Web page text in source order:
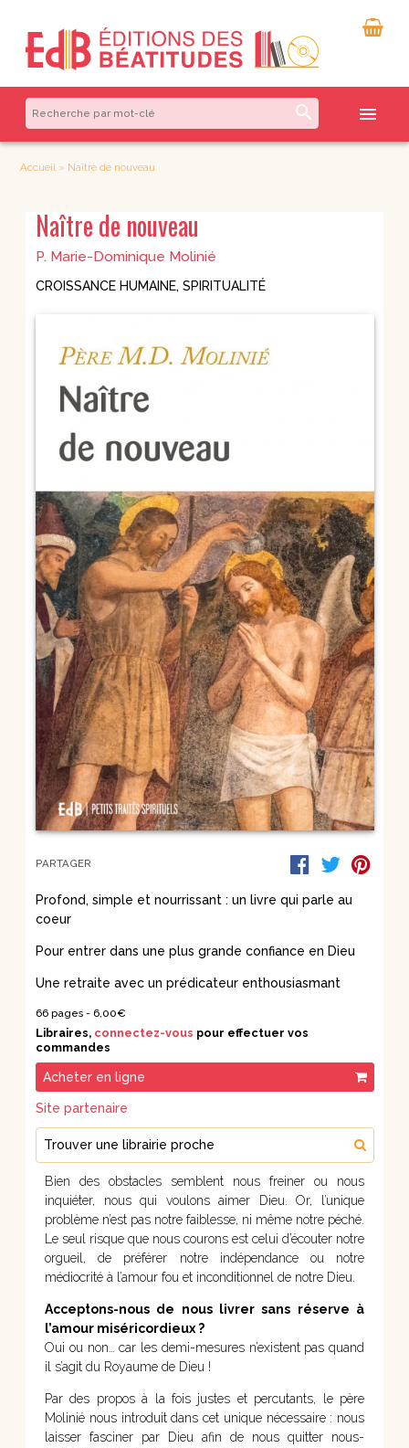
search menu
Accueil» Naître de nouveau
Naître de nouveau
P. Marie-Dominique Molinié
CROISSANCE HUMAINE, SPIRITUALITÉ
PARTAGER
Profond, simple et nourrissant : un livre qui parle au
coeur
Pour entrer dans une plus grande confiance en Dieu
Une retraite avec un prédicateur enthousiasmant
66 pages - 6,00€
Libraires, connectez-vous pour effectuer vos
commandes
Acheter en ligne
Site partenaire
Trouver une librairie proche
Bien des obstacles semblent nous freiner ou nous
inquiéter, nous qui voulons aimer Dieu. Or, l’unique
problème n’est pas notre faiblesse, ni même notre péché.
Le seul risque que nous courons est celui d’écouter notre
orgueil, de préférer notre indépendance ou notre
médiocrité à l’amour fou et inconditionnel de notre Dieu.
Acceptons-nous de nous livrer sans réserve à
l’amour miséricordieux ?
Oui ou non… car les demi-mesures n’existent pas quand
il s’agit du Royaume de Dieu !
Par des propos à la fois justes et percutants, le père
Molinié nous introduit dans cet unique nécessaire : nous
laisser fasciner par Dieu afin de nous quitter nous-